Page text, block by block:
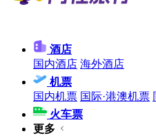
酒店
国内酒店 海外酒店
机票
国内机票 国际·港澳机票
火车票
更多